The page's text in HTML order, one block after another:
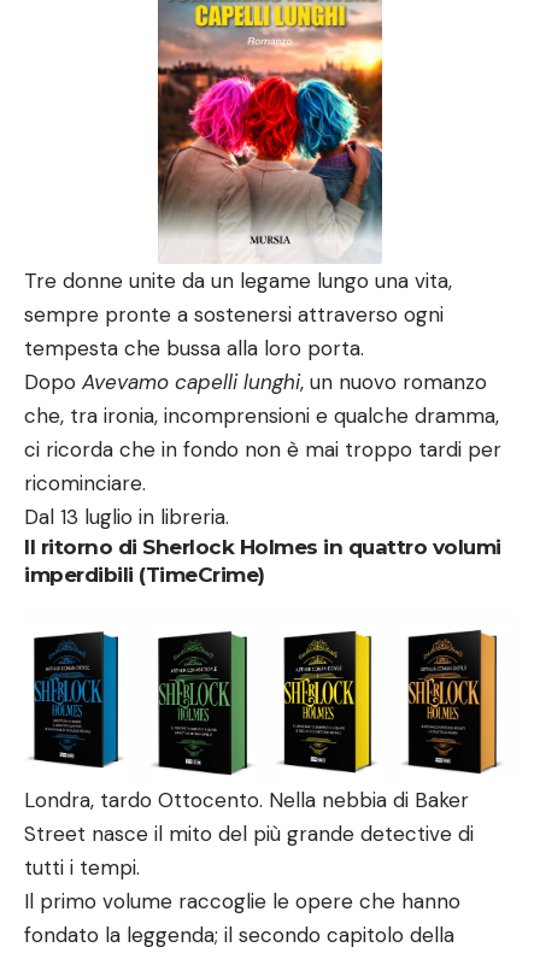
Tre donne unite da un legame lungo una vita,
sempre pronte a sostenersi attraverso ogni
tempesta che bussa alla loro porta.
Dopo Avevamo capelli lunghi, un nuovo romanzo
che, tra ironia, incomprensioni e qualche dramma,
ci ricorda che in fondo non è mai troppo tardi per
ricominciare.
Dal 13 luglio in libreria.
Il ritorno di Sherlock Holmes in quattro volumi
imperdibili (TimeCrime)
Londra, tardo Ottocento. Nella nebbia di Baker
Street nasce il mito del più grande detective di
tutti i tempi.
Il primo volume raccoglie le opere che hanno
fondato la leggenda; il secondo capitolo della